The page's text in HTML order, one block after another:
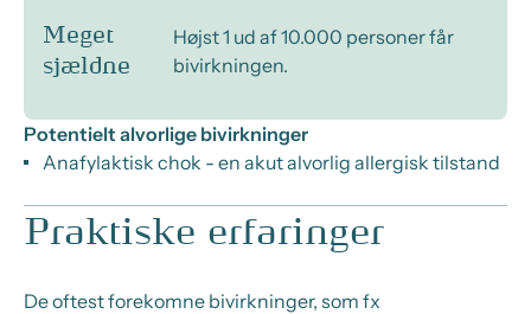
Meget
sjældne
Højst 1 ud af 10.000 personer får
bivirkningen.
Potentielt alvorlige bivirkninger
Anafylaktisk chok - en akut alvorlig allergisk tilstand
Praktiske erfaringer
De oftest forekomne bivirkninger, som fx